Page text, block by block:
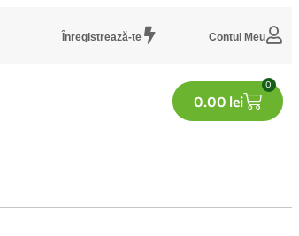
Înregistrează-te Contul Meu
0.00 lei
0